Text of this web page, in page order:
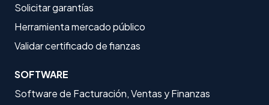
Solicitar garantías
Herramienta mercado público
Validar certificado de fianzas
SOFTWARE
Software de Facturación, Ventas y Finanzas